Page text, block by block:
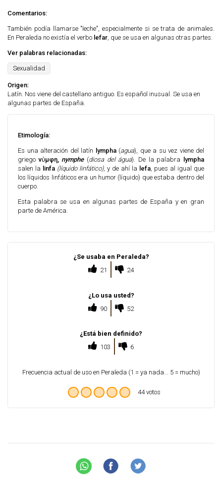
Comentarios:
También podía llamarse "leche", especialmente si se trata de animales.
En Peraleda no existía el verbo lefar, que se usa en algunas otras partes.
Ver palabras relacionadas:
Sexualidad
Origen:
Latín. Nos viene del castellano antiguo. Es español inusual. Se usa en
algunas partes de España.
Etimología:
Es una alteración del latín lympha (agua), que a su vez viene del
griegoνύμφη,nymphe (diosa del água). De la palabra
lympha
salen la linfa (líquido linfático), y de ahí la lefa, pues al igual que
los líquidos linfáticos era un humor (líquido) que estaba dentro del
cuerpo.
Esta palabra se usa en algunas partes de España y en gran
parte de América.
¿Se usaba en Peraleda?
21
24
¿Lo usa usted?
90
52
¿Está bien definido?
103
6
Frecuencia actual de uso en Peraleda (1 = ya nada... 5 = mucho)
44 votos